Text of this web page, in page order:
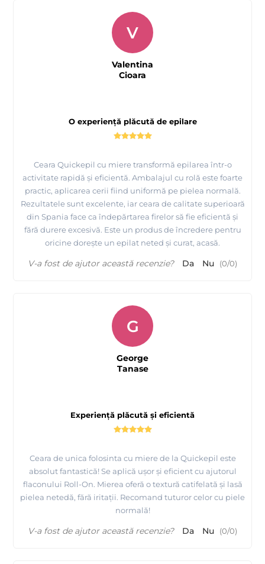
O experiență plăcută de epilare
Ceara Quickepil cu miere transformă epilarea într-o
activitate rapidă și eficientă. Ambalajul cu rolă este foarte
practic, aplicarea cerii fiind uniformă pe pielea normală.
Rezultatele sunt excelente, iar ceara de calitate superioară
din Spania face ca îndepărtarea firelor să fie eficientă și
fără durere excesivă. Este un produs de încredere pentru
oricine dorește un epilat neted și curat, acasă.
V
Valentina
Cioara
V-a fost de ajutor această recenzie? Da Nu (0/0)
Experiență plăcută și eficientă
Ceara de unica folosinta cu miere de la Quickepil este
absolut fantastică! Se aplică ușor și eficient cu ajutorul
flaconului Roll-On. Mierea oferă o textură catifelată și lasă
pielea netedă, fără iritații. Recomand tuturor celor cu piele
normală!
G
George
Tanase
V-a fost de ajutor această recenzie? Da Nu (0/0)